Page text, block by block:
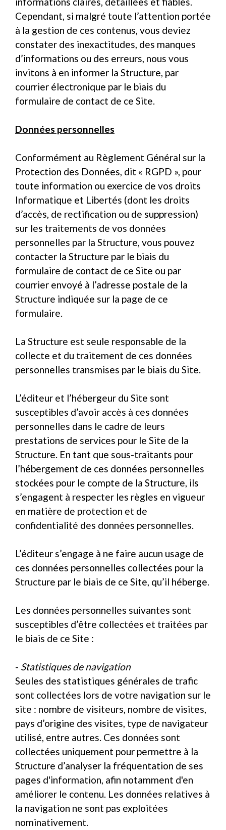
Cependant, si malgré toute l’attention portée
à la gestion de ces contenus, vous deviez
constater des inexactitudes, des manques
d’informations ou des erreurs, nous vous
invitons à en informer la Structure, par
courrier électronique par le biais du
formulaire de contact de ce Site.
Données personnelles
Conformément au Règlement Général sur la
Protection des Données, dit « RGPD », pour
toute information ou exercice de vos droits
Informatique et Libertés (dont les droits
d’accès, de rectification ou de suppression)
sur les traitements de vos données
personnelles par la Structure, vous pouvez
contacter la Structure par le biais du
formulaire de contact de ce Site ou par
courrier envoyé à l’adresse postale de la
Structure indiquée sur la page de ce
formulaire.
La Structure est seule responsable de la
collecte et du traitement de ces données
personnelles transmises par le biais du Site.
L’éditeur et l’hébergeur du Site sont
susceptibles d’avoir accès à ces données
personnelles dans le cadre de leurs
prestations de services pour le Site de la
Structure. En tant que sous-traitants pour
l’hébergement de ces données personnelles
stockées pour le compte de la Structure, ils
s’engagent à respecter les règles en vigueur
en matière de protection et de
confidentialité des données personnelles.
L’éditeur s’engage à ne faire aucun usage de
ces données personnelles collectées pour la
Structure par le biais de ce Site, qu’il héberge.
Les données personnelles suivantes sont
susceptibles d’être collectées et traitées par
le biais de ce Site :
- Statistiques de navigation
Seules des statistiques générales de trafic
sont collectées lors de votre navigation sur le
site : nombre de visiteurs, nombre de visites,
pays d’origine des visites, type de navigateur
utilisé, entre autres. Ces données sont
collectées uniquement pour permettre à la
Structure d’analyser la fréquentation de ses
pages d'information, afin notamment d'en
améliorer le contenu. Les données relatives à
la navigation ne sont pas exploitées
nominativement.